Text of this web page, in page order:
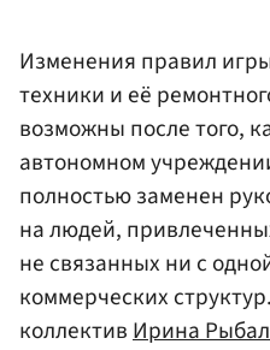
Изменения правил
техники и её
возможны после того,
автономном
полностью заменен
на людей,
не связанных ни с
коммерческих
коллективИрина